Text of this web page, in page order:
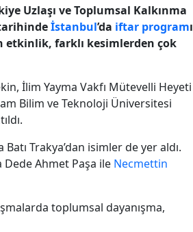
Uzlaşı ve Toplumsal Kalkınma
İstanbul’da iftar programı
etkinlik, farklı kesimlerden çok
İlim Yayma Vakfı Mütevelli Heyeti
Bilim ve Teknoloji Üniversitesi
Trakya’dan isimler de yer aldı.
Dede Ahmet Paşa ile Necmettin
toplumsal dayanışma,